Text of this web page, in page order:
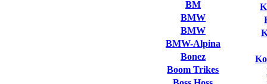
BM
BMW
BMW
BMW-Alpina
Bonez
Boom Trikes